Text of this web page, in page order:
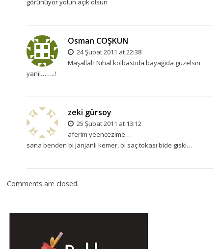
görünüyor yolun açık olsun
Osman COŞKUN
24 Şubat 2011 at 22:38
Maşallah Nihal kolbastıda bayağıda güzelsin
yanii……..!
zeki gürsoy
25 Şubat 2011 at 13:12
aferim yeencezime…
sana benden bi janjanlı kemer, bi saç tokası bide gıski…
Comments are closed.